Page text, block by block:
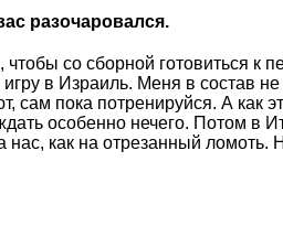
разочаровался.
со сборной готовиться к
в Израиль. Меня в состав не
сам пока потренируйся. А как
особенно нечего. Потом в
нас, как на отрезанный ломоть.